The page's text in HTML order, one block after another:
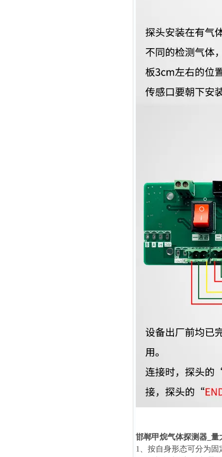
邯郸甲烷气体探测器_量
1、按自身形态可分为